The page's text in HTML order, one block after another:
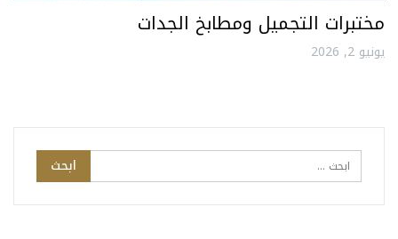
مختبرات التجميل ومطابخ الجدات
يونيو 2, 2026